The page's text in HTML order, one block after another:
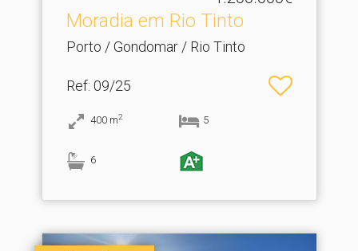
Moradia em Rio Tinto
Porto / Gondomar / Rio Tinto
Ref: 09/25
400 m2 5
6